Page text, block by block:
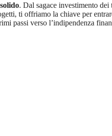
. Dal sagace investimento
ti offriamo la chiave per
passi verso l’indipendenza